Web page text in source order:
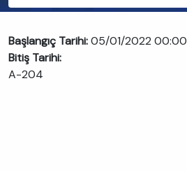
Başlangıç Tarihi:05/01/2022 00:00
Bitiş Tarihi:
A-204